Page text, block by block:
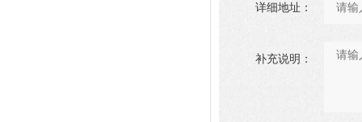
详细地址：
补充说明：